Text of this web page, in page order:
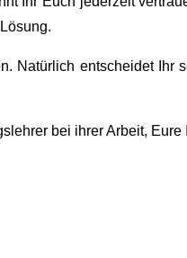
Natürlich entscheidet Ihr
bei ihrer Arbeit, Eure